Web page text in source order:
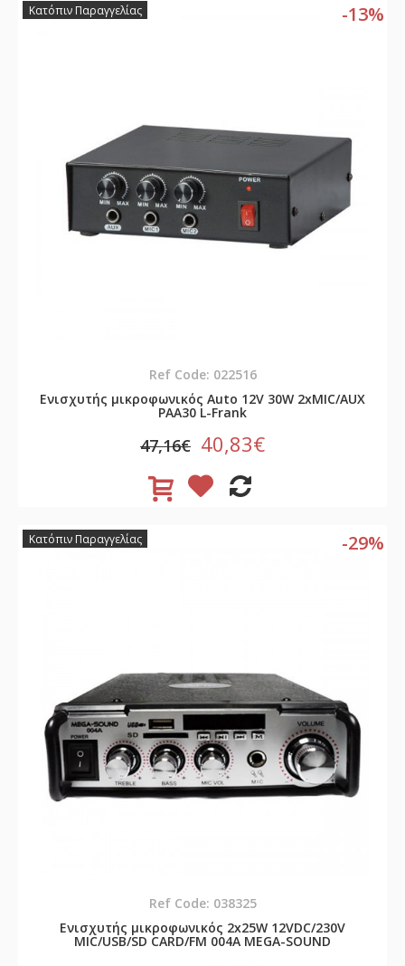
-13%
Κατόπιν Παραγγελίας
Ref Code: 022516
Ενισχυτής μικροφωνικός Auto 12V 30W 2xMIC/AUX
PAA30 L-Frank
47,16€ 40,83€
-29%
Κατόπιν Παραγγελίας
Ref Code: 038325
Ενισχυτής μικροφωνικός 2x25W 12VDC/230V
MIC/USB/SD CARD/FM 004A MEGA-SOUND